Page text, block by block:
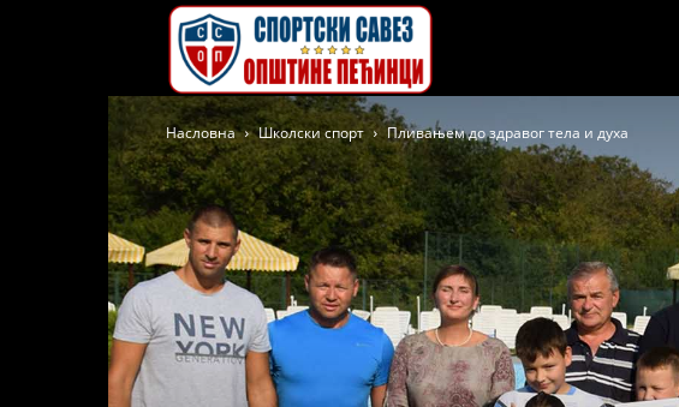
савез
општине
Пећинци
Насловна Школски спорт Пливањем до здравог тела и духа